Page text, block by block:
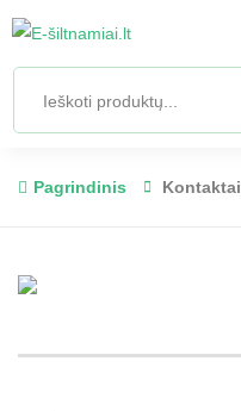
Pagrindinis Kontaktai